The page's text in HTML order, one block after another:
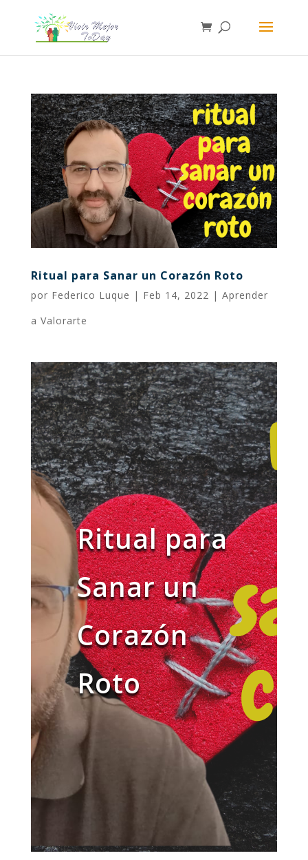
Ritual para Sanar un Corazón Roto
por Federico Luque | Feb 14, 2022 | Aprender
a Valorarte
Ritual para
Sanar un
Corazón
Roto